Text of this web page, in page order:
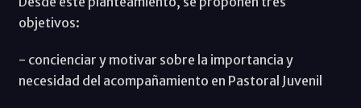
objetivos:
- concienciar y motivar sobre la importancia y
necesidad del acompañamiento en Pastoral Juvenil